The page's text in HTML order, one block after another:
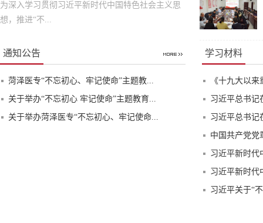
为深入学习贯彻习近平新时代中国特色社会主义思
想，推进“不...
通知公告
菏泽医专“不忘初心、牢记使命”主题教...
关于举办“不忘初心 牢记使命”主题教育...
关于举办菏泽医专“不忘初心、牢记使命...
学习材料
《十九大以
习近平总书记
习近平总书记
中国共产党党
习近平新时代
习近平新时代
习近平关于“